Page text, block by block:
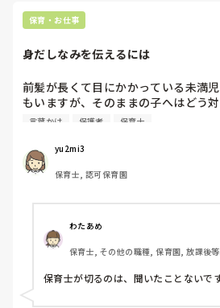
保育・お仕事
身だしなみを伝えるには
前髪が長くて目にかかっている未満
もいますが、そのままの子へはどう
園にいる間は結んであげる、保護者
まだ勤めて浅い自園では切ってあげ
れはどうなのでしょうか？保護者に
言葉かけ 保護者 保育士
yu2mi3
保育士, 認可保育園
わたあめ
保育士, その他の職種, 保育園, 放課後
保育士が切るのは、聞いたことないで